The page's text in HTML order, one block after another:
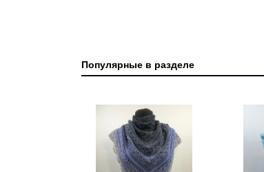
Популярные в разделе